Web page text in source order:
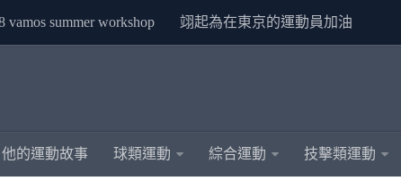
vamos summer workshop 翊起為在東京的運動員加油
他的運動故事 球類運動 綜合運動 技擊類運動